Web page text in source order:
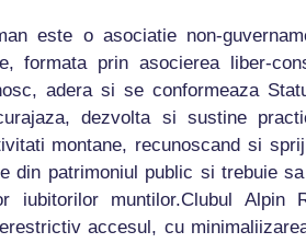
este o asociatie non-
formata prin asocierea liber-
adera si se conformeaza
dezvolta si sustine
montane, recunoscand si
din patrimoniul public si trebuie
iubitorilor muntilor.Clubul Alpin
accesul, cu